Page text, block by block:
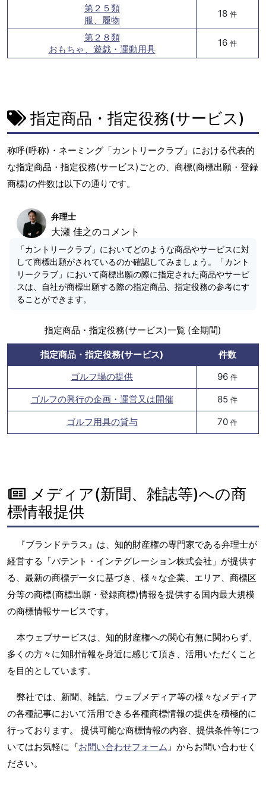
第２５類
服、履物
18 件
第２８類
おもちゃ、遊戯・運動用具
16 件
指定商品・指定役務(サービス)
称呼(呼称)・ネーミング「カントリークラブ」における代表的
な指定商品・指定役務(サービス)ごとの、商標(商標出願・登録
商標)の件数は以下の通りです。
弁理士
大瀬 佳之のコメント
「カントリークラブ」においてどのような商品やサービスに対
して商標出願がされているのか確認してみましょう。「カント
リークラブ」において商標出願の際に指定された商品やサービ
スは、自社が商標出願する際の指定商品、指定役務の参考にす
ることができます。
指定商品・指定役務(サービス)一覧 (全期間)
指定商品・指定役務(サービス)
件数
ゴルフ場の提供
96 件
ゴルフの興行の企画・運営又は開催 85 件
ゴルフ用具の貸与 70 件
メディア(新聞、雑誌等)への商
標情報提供
『ブランドテラス』は、知的財産権の専門家である弁理士が
経営する「パテント・インテグレーション株式会社」が提供す
る、最新の商標データに基づき、様々な企業、エリア、商標区
分等の商標(商標出願・登録商標)情報を提供する国内最大規模
の商標情報サービスです。
本ウェブサービスは、知的財産権への関心有無に関わらず、
多くの方々に知財情報を身近に感じて頂き、活用いただくこと
を目的としています。
弊社では、新聞、雑誌、ウェブメディア等の様々なメディア
の各種記事において活用できる各種商標情報の提供を積極的に
行っております。 提供可能な商標情報の内容、提供条件等につ
いてはお気軽に『お問い合わせフォーム 』からお問い合わせく
ださい。